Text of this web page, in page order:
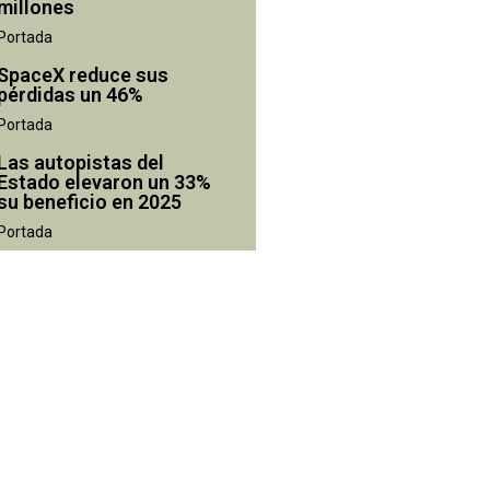
reduce sus
un 46%
autopistas del
elevaron un 33%
beneficio en 2025